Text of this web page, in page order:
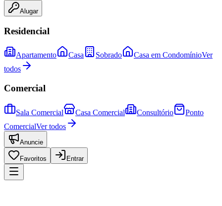
Alugar
Residencial
Apartamento Casa Sobrado Casa em CondomínioVer
todos
Comercial
Sala Comercial Casa Comercial Consultório
Ponto
ComercialVer todos
Anuncie
Favoritos Entrar